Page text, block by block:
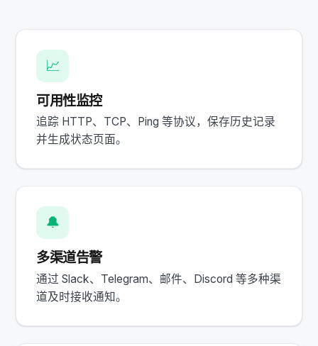
📈
可用性监控
追踪 HTTP、TCP、Ping 等协议，保存历史记录
并生成状态页面。
🔔
多渠道告警
通过 Slack、Telegram、邮件、Discord 等多种渠
道及时接收通知。